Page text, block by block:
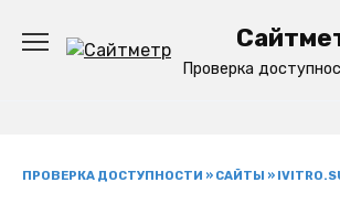
содержанию
Проверка
ПРОВЕРКА ДОСТУПНОСТИ » САЙТЫ »